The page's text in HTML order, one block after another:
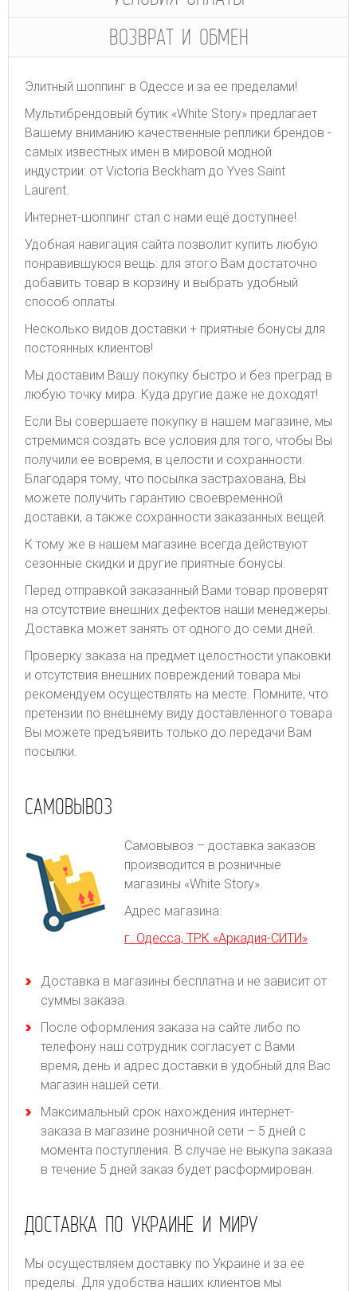
ВОЗВРАТ И ОБМЕН
Элитный шоппинг в Одессе и за ее пределами!
Мультибрендовый бутик «White Story» предлагает
Вашему вниманию качественные реплики брендов -
самых известных имен в мировой модной
индустрии: от Victoria Beckham до Yves Saint
Laurent.
Интернет-шоппинг стал с нами ещё доступнее!
Удобная навигация сайта позволит купить любую
понравившуюся вещь: для этого Вам достаточно
добавить товар в корзину и выбрать удобный
способ оплаты.
Несколько видов доставки + приятные бонусы для
постоянных клиентов!
Мы доставим Вашу покупку быстро и без преград в
любую точку мира. Куда другие даже не доходят!
Если Вы совершаете покупку в нашем магазине, мы
стремимся создать все условия для того, чтобы Вы
получили ее вовремя, в целости и сохранности.
Благодаря тому, что посылка застрахована, Вы
можете получить гарантию своевременной
доставки, а также сохранности заказанных вещей.
К тому же в нашем магазине всегда действуют
сезонные скидки и другие приятные бонусы.
Перед отправкой заказанный Вами товар проверят
на отсутствие внешних дефектов наши менеджеры.
Доставка может занять от одного до семи дней.
Проверку заказа на предмет целостности упаковки
и отсутствия внешних повреждений товара мы
рекомендуем осуществлять на месте. Помните, что
претензии по внешнему виду доставленного товара
Вы можете предъявить только до передачи Вам
посылки.
САМОВЫВОЗ
Самовывоз – доставка заказов
производится в розничные
магазины «White Story».
Адрес магазина:
г. Одесса, ТРК «Аркадия-СИТИ»
Доставка в магазины бесплатна и не зависит от
суммы заказа.
После оформления заказа на сайте либо по
телефону наш сотрудник согласует с Вами
время, день и адрес доставки в удобный для Вас
магазин нашей сети.
Максимальный срок нахождения интернет-
заказа в магазине розничной сети – 5 дней с
момента поступления. В случае не выкупа заказа
в течение 5 дней заказ будет расформирован.
ДОСТАВКА ПО УКРАИНЕ И МИРУ
Мы осуществляем доставку по Украине и за ее
пределы. Для удобства наших клиентов мы